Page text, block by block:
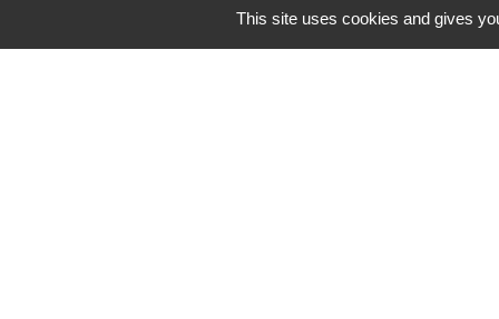
This site uses cookies and gives